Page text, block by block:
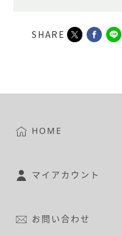
SHARE
HOME
マイアカウント
お問い合わせ